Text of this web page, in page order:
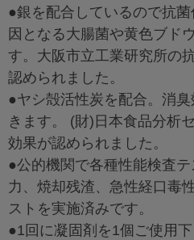
●銀を配合しているので抗
因となる大腸菌や黄色ブド
す。大阪市立工業研究所の
認められました。
●ヤシ殻活性炭を配合。消
きます。 (財)日本食品分析
効果が認められました。
●公的機関で各種性能検査
力、焼却残渣、急性経口毒
ストを実施済みです。
●1回に凝固剤を1個ご使用下